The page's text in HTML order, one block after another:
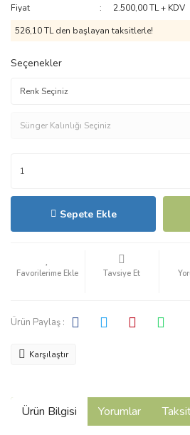
Fiyat
2.500,00 TL + KDV
526,10 TL den başlayan taksitlerle!
Seçenekler
Sepete Ekle
Tavsiye Et
Ürün Paylaş :
Karşılaştır
Ürün Bilgisi Yorumlar